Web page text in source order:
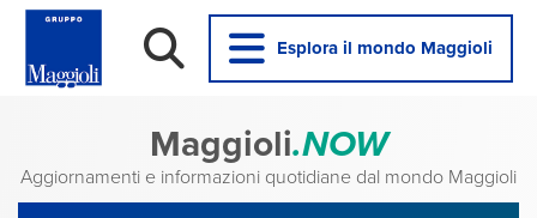
Esplora il mondo Maggioli
Maggioli.NOW
Aggiornamenti e informazioni quotidiane dal mondo Maggioli